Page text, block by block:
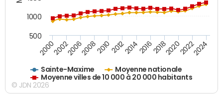
Sainte-Maxime
Moyenne nationale
Moyenne villes de 10 000 à 20 000 habitants
200020022006200820102012201420162018202020222024
500
1000
© JDN 2026